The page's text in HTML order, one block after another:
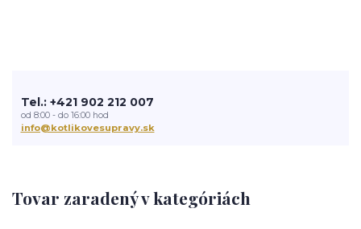
Tovar zaradený v kategóriách
Tel.: +421 902 212 007
od 8:00 - do 16:00 hod
info@kotlikovesupravy.sk